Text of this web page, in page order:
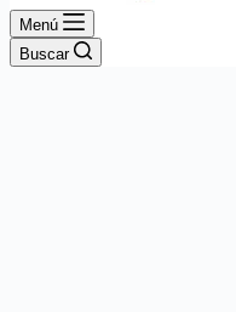
Menú
Buscar